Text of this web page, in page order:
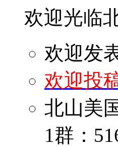
欢迎光临
欢迎发
欢迎投
北山美
1群：